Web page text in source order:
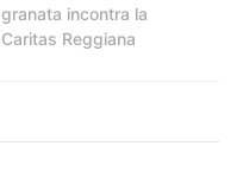
granata incontra la
Caritas Reggiana